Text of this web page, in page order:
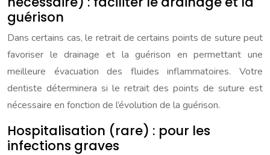
guérison
Dans certains cas, le retrait de certains points de suture peut
favoriser le drainage et la guérison en permettant une
meilleure évacuation des fluides inflammatoires. Votre
dentiste déterminera si le retrait des points de suture est
nécessaire en fonction de l’évolution de la guérison.
Hospitalisation (rare) : pour les
infections graves